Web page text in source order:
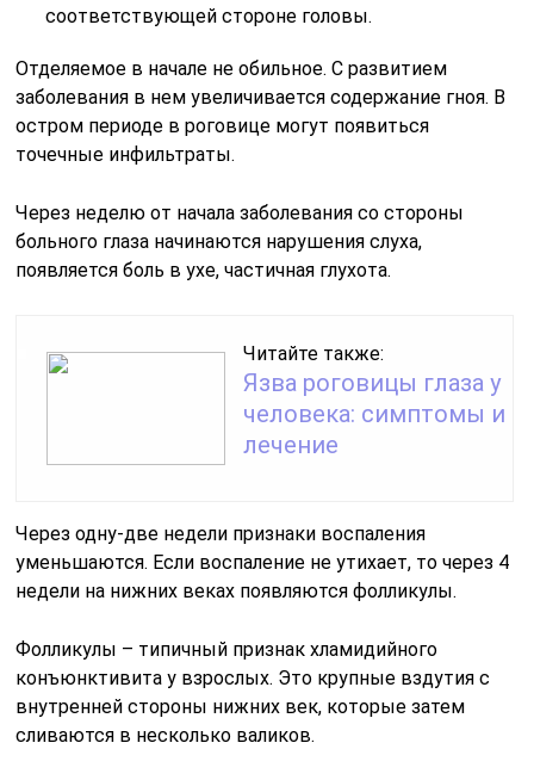
соответствующей стороне головы.
Отделяемое в начале не обильное. С развитием
заболевания в нем увеличивается содержание гноя. В
остром периоде в роговице могут появиться
точечные инфильтраты.
Через неделю от начала заболевания со стороны
больного глаза начинаются нарушения слуха,
появляется боль в ухе, частичная глухота.
Читайте также:
Язва роговицы глаза у
человека: симптомы и
лечение
Через одну-две недели признаки воспаления
уменьшаются. Если воспаление не утихает, то через 4
недели на нижних веках появляются фолликулы.
Фолликулы – типичный признак хламидийного
конъюнктивита у взрослых. Это крупные вздутия с
внутренней стороны нижних век, которые затем
сливаются в несколько валиков.